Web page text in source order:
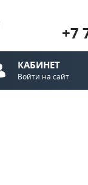
+7
КАБИНЕТ
Войти на сайт